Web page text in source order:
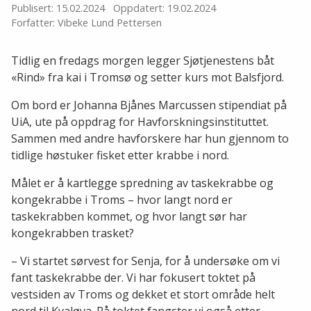
Publisert: 15.02.2024
Oppdatert: 19.02.2024
Forfatter: Vibeke Lund Pettersen
Tidlig en fredags morgen legger Sjøtjenestens båt
«Rind» fra kai i Tromsø og setter kurs mot Balsfjord.
Om bord er Johanna Bjånes Marcussen stipendiat på
UiA, ute på oppdrag for Havforskningsinstituttet.
Sammen med andre havforskere har hun gjennom to
tidlige høstuker fisket etter krabbe i nord.
Målet er å kartlegge spredning av taskekrabbe og
kongekrabbe i Troms – hvor langt nord er
taskekrabben kommet, og hvor langt sør har
kongekrabben trasket?
– Vi startet sørvest for Senja, for å undersøke om vi
fant taskekrabbe der. Vi har fokusert toktet på
vestsiden av Troms og dekket et stort område helt